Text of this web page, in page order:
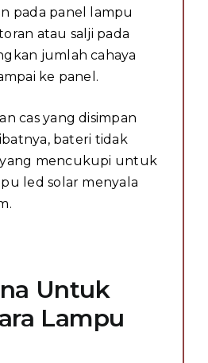
pada panel lampu
atau salji pada
jumlah cahaya
ke panel.
cas yang disimpan
bateri tidak
yang mencukupi untuk
led solar menyala
Untuk
Lampu